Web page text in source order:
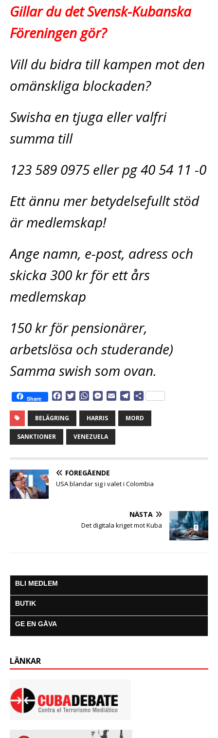
Gillar du det Svensk-Kubanska
Föreningen gör?
Vill du bidra till kampen mot den
omänskliga blockaden?
Swisha en tjuga eller valfri
summa till
123 589 0975 eller pg 40 54 11 -0
Ett ännu mer betydelsefullt stöd
är medlemskap!
Ange namn, e-post, adress och
skicka 300 kr för ett års
medlemskap
150 kr för pensionärer,
arbetslösa och studerande)
Samma swish som ovan.
Share
c
e
o
t
t
e
W
a
t
s
A
M
s
s
e
n
r
l
e
D
a
BELÄGRING HARRIS MORD
SANKTIONER VENEZUELA
FÖREGÅENDE
USA blandar sig i valet i Colombia
NÄSTA
Det digitala kriget mot Kuba
BLI MEDLEM
BUTIK
GE EN GÅVA
LÄNKAR